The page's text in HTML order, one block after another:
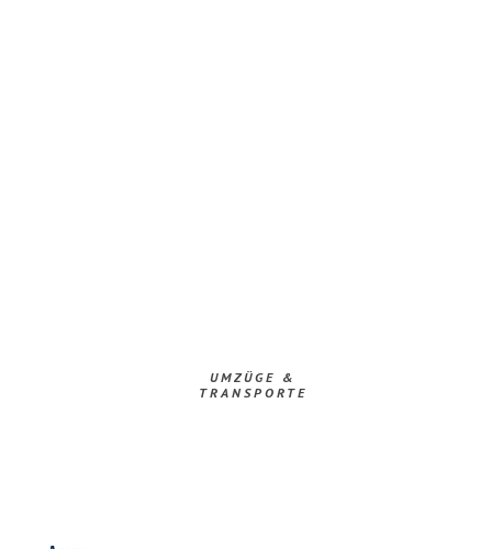
UMZÜGE &
TRANSPORTE